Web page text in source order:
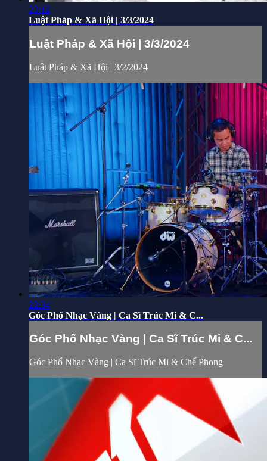
23:12
Luật Pháp & Xã Hội | 3/3/2024
Luật Pháp & Xã Hội | 3/3/2024
Luật Pháp & Xã Hội | 3/2/2024
22:34
Góc Phố Nhạc Vàng | Ca Sĩ Trúc Mi & C...
Góc Phố Nhạc Vàng | Ca Sĩ Trúc Mi & C...
Góc Phố Nhạc Vàng | Ca Sĩ Trúc Mi & Chế Phong